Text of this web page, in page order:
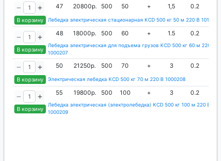
В корзину
47 20800р. 500 50 + 1,5 0.2
Лебедка электрическая стационарная KCD 500 кг 50 м 220 В 1013367
В корзину
48 18000р. 500 60 + 1.5 0.2
Лебедка электрическая для подъема грузов KCD 500 кг 60 м 220 В
1000207
В корзину
50 21250р. 500 70 + 3 0.2
Электрическая лебедка KCD 500 кг 70 м 220 В 1000208
В корзину
55 19800р. 500 100 + 3 0.2
Лебедка электрическая (электролебедка) KCD 500 кг 100 м 220 В
1000209